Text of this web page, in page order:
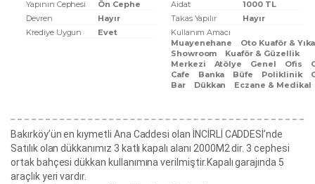
Yapının Cephesi
Ön Cephe Aidat
1000 TL
Devren
Hayır Takas Yapılır
Hayır
Krediye Uygun
Evet
Kullanım Amacı
Muayenehane
Oto Kuaför &
Showroom
Kuaför & Güzellik
Merkezi
Atölye Genel Ofis
Cafe
Banka Büfe Poliklinik
Bar
Dükkan Eczane & Medikal
Bakırköy’ün en kıymetli Ana Caddesi olan İNCİRLİ CADDESİ’nde
Satılık olan dükkanımız 3 katlı kapalı alanı 2000M2 dir. 3 cephesi
ortak bahçesi dükkan kullanımına verilmiştir.Kapalı garajında 5
araçlık yeri vardır.